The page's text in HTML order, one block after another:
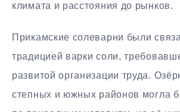
климата и расстояния до рынков.
Прикамские солеварни были
традицией варки соли,
развитой организации труда.
степных и южных районов могла